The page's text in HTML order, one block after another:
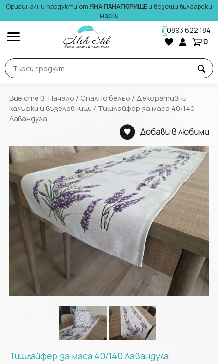
Оригинални продукти от ЯНА ПАНАГЮРИЩЕи водещи български
марки
0893 622 184
0
Вие сте в: Начало / Спално бельо /Декоративни
калъфки и възглавници / Тишлайфер за маса 40/140
Лавандула
Тишлайфер за маса 40/140 Лавандула